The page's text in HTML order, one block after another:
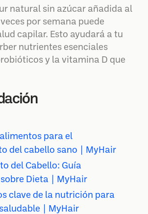
natural sin azúcar añadida al
por semana puede
capilar. Esto ayudará a tu
nutrientes esenciales
y la vitamina D que
para el
del cabello sano | MyHair
del Cabello: Guía
Dieta | MyHair
clave de la nutrición para
| MyHair